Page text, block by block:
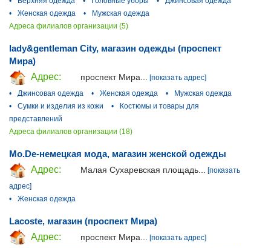
•
Женская одежда •
Мужская одежда
Адреса филиалов организации (5)
lady&gentleman City, магазин одежды (проспект
Мира)
Адрес:
проспект Мира...
[показать адрес]
•
Джинсовая одежда • Женская одежда •
Мужская одежда
•
Сумки и изделия из кожи •
Костюмы и товары для
представлений
Адреса филиалов организации (18)
Mo.De-немецкая мода, магазин женской одежды
Адрес:
Малая Сухаревская площадь...
[показать
адрес]
•
Женская одежда
Lacoste, магазин (проспект Мира)
Адрес:
проспект Мира...
[показать адрес]